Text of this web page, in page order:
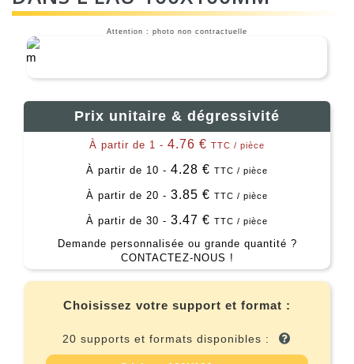
Attention : photo non contractuelle
Prix unitaire & dégressivité
À partir de 1 - 4.76 € TTC / pièce
À partir de 10 - 4.28 € TTC / pièce
À partir de 20 - 3.85 € TTC / pièce
À partir de 30 - 3.47 € TTC / pièce
Demande personnalisée ou grande quantité ?
CONTACTEZ-NOUS !
Choisissez votre support et format :
20 supports et formats disponibles :